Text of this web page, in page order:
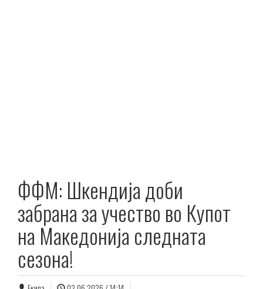
ФФМ: Шкендија доби
забрана за учество во Купот
на Македонија следната
сезона!